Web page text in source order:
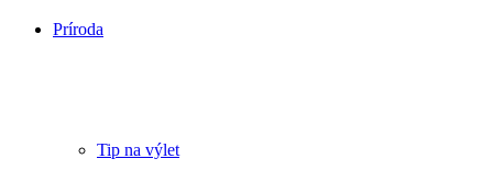
Príroda
Tip na výlet